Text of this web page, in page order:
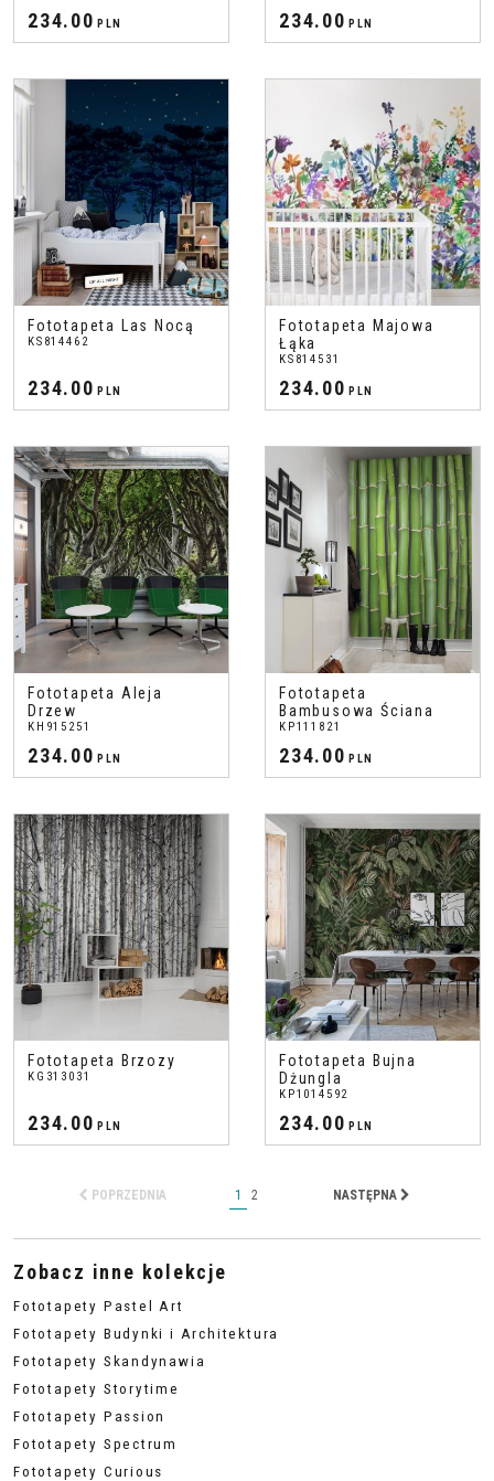
234.00 PLN 234.00 PLN
Fototapeta Las Nocą
KS814462
234.00 PLN
Fototapeta Majowa
Łąka
KS814531
234.00 PLN
Fototapeta Aleja
Drzew
KH915251
234.00 PLN
Fototapeta
Bambusowa Ściana
KP111821
234.00 PLN
Fototapeta Brzozy
KG313031
234.00 PLN
Fototapeta Bujna
Dżungla
KP1014592
234.00 PLN
POPRZEDNIA 1 2 NASTĘPNA
Zobacz inne kolekcje
Fototapety Pastel Art
Fototapety Budynki i Architektura
Fototapety Skandynawia
Fototapety Storytime
Fototapety Passion
Fototapety Spectrum
Fototapety Curious